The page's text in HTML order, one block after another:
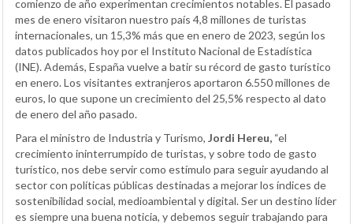
comienzo de año experimentan crecimientos notables. El pasado
mes de enero visitaron nuestro país 4,8 millones de turistas
internacionales, un 15,3% más que en enero de 2023, según los
datos publicados hoy por el Instituto Nacional de Estadística
(INE). Además, España vuelve a batir su récord de gasto turístico
en enero. Los visitantes extranjeros aportaron 6.550 millones de
euros, lo que supone un crecimiento del 25,5% respecto al dato
de enero del año pasado.
Para el ministro de Industria y Turismo, Jordi Hereu, “el
crecimiento ininterrumpido de turistas, y sobre todo de gasto
turístico, nos debe servir como estímulo para seguir ayudando al
sector con políticas públicas destinadas a mejorar los índices de
sostenibilidad social, medioambiental y digital. Ser un destino líder
es siempre una buena noticia, y debemos seguir trabajando para